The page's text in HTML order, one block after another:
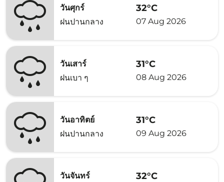
วันศุกร์
ฝนปานกลาง
32°C
07 Aug 2026
วันเสาร์
ฝนเบา ๆ
31°C
08 Aug 2026
วันอาทิตย์
ฝนปานกลาง
31°C
09 Aug 2026
วันจันทร์
32°C